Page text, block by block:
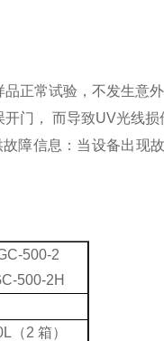
正常试验，不发生意外
门， 而导致UV光线损
障信息：当设备出现
500-2
500-2H
（2 箱）